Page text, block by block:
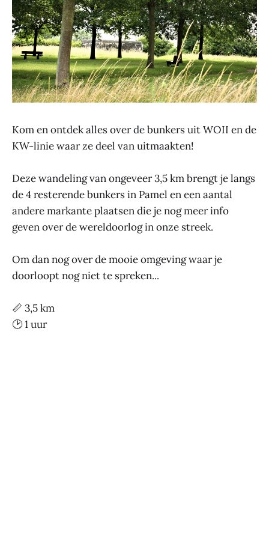
Kom en ontdek alles over de bunkers uit WOII en de
KW-linie waar ze deel van uitmaakten!
Deze wandeling van ongeveer 3,5 km brengt je langs
de 4 resterende bunkers in Pamel en een aantal
andere markante plaatsen die je nog meer info
geven over de wereldoorlog in onze streek.
Om dan nog over de mooie omgeving waar je
doorloopt nog niet te spreken...
📏 3,5 km
🕑 1 uur